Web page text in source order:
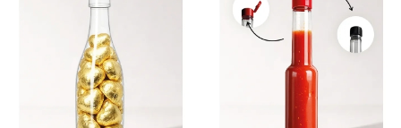
Tapa Push
Down 45 mm -
Sin Liner / 50.6
- 18
3700284
Tapas para
envases
Tapa Molino
N° 1 38 mm /
45 - 33
3700672
Tapas para
envases